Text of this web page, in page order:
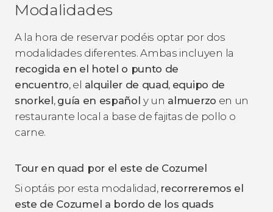
Modalidades
A la hora de reservar podéis optar por dos
modalidades diferentes. Ambas incluyen la
recogida en el hotel o punto de
encuentro, el alquiler de quad, equipo de
snorkel , guía en españoly un almuerzo en un
restaurante local a base de fajitas de pollo o
carne.
Tour en quad por el este de Cozumel
Si optáis por esta modalidad, recorreremos el
este de Cozumel a bordo de los quads